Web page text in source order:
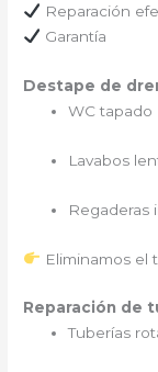
Reparación
Garantía
Destape de
WC tapado
Lavabos
Regaderas
Eliminamos el
Reparación de
Tuberías